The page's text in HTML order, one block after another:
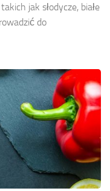
jak słodycze, białe
do